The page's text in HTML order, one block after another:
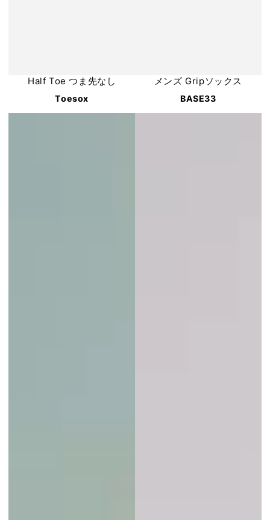
Half Toe つま先なし
Toesox
メンズ Gripソックス
BASE33